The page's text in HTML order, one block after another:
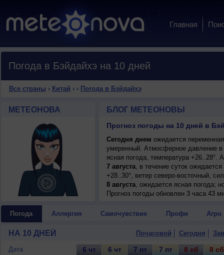
Главная
Погода в Бэйдайхэ на 10 дней
Все страны › Китай › › Погода в Бэйдайхэ
МЕТЕОНОВА БЛОГ МЕТЕОНОВЫ
Прогноз погоды на 10 дней в
Сегодня днем ожидается
умеренный. Атмосферное давление
ясная погода, температура
7 августа, в течение суток
+28..30°, ветер северо-восточный,
8 августа, ожидается ясная погода;
восточный, сильный, порывы до 10 м/
+25..27°, ветер восточный,
ветер восточный, умеренный.
Прогноз погоды обновлен 3 часа 43
Погода Аллергия Самочувствие Профи Агро
НА 10 ДНЕЙ Почасовой Сегодня
Дата
6 чт 6 чт 7 пт 7 пт 8 сб 8 сб